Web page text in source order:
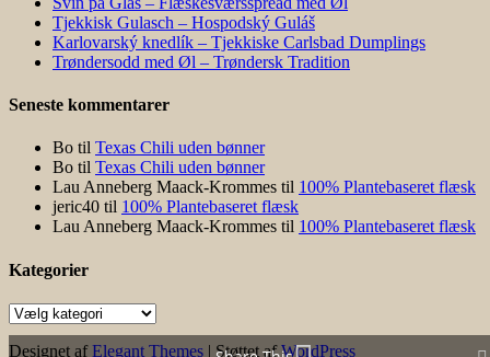
Tjekkisk Gulasch – Hospodský Guláš
Karlovarský knedlík – Tjekkiske Carlsbad Dumplings
Trøndersodd med Øl – Trøndersk Tradition
Seneste kommentarer
Bo til Texas Chili uden bønner
Bo til Texas Chili uden bønner
Lau Anneberg Maack-Krommes til 100% Plantebaseret flæsk
jeric40 til 100% Plantebaseret flæsk
Lau Anneberg Maack-Krommes til 100% Plantebaseret flæsk
Kategorier
Kategorier
Designet afElegant Themes | Støttet afWordPress